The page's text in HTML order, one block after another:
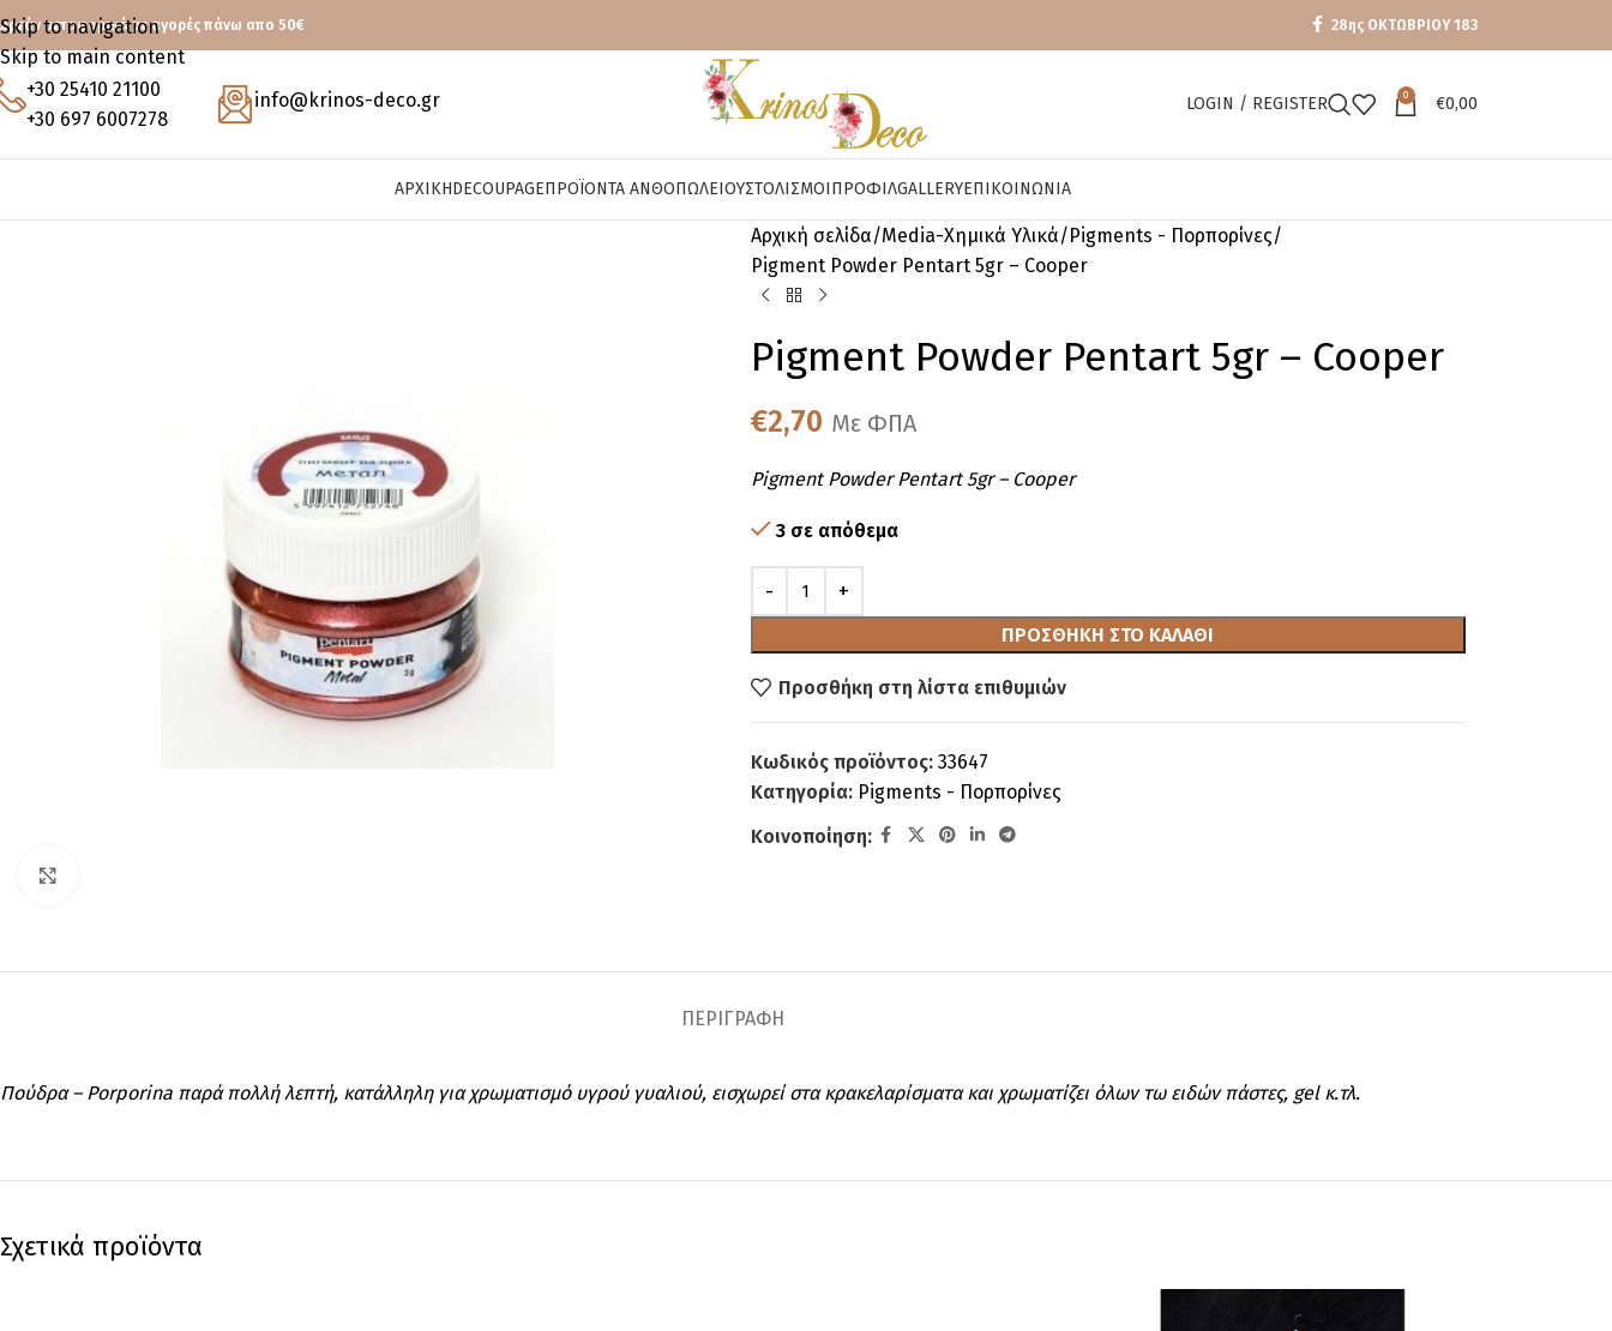
Skip to navigation
Skip to main content
μεταφορικά με αγορές πάνω απο 50€ 28ης ΟΚΤΩΒΡΙΟΥ 183
+30 25410 21100
+30 697 6007278
info@krinos-deco.gr LOGIN / REGISTER 0 €0,00
ΑΡΧΙΚΉDECOUPAGEΠΡΟΪΌΝΤΑ ΑΝΘΟΠΩΛΕΊΟΥΣΤΟΛΙΣΜΟΊΠΡΟΦΊΛGALLERYΕΠΙΚΟΙΝΩΝΊΑ
Αρχική σελίδα Media-Χημικά Υλικά Pigments - Πορπορίνες
Pigment Powder Pentart 5gr – Cooper
Pigment Powder Pentart 5gr – Cooper
€2,70 Με ΦΠΑ
Pigment Powder Pentart 5gr – Cooper
3 σε απόθεμα
ΠΡΟΣΘΉΚΗ ΣΤΟ ΚΑΛΆΘΙ
Προσθήκη στη λίστα επιθυμιών
Κωδικός προϊόντος: 33647
Κατηγορία: Pigments - Πορπορίνες
Κοινοποίηση:
ΠΕΡΙΓΡΑΦΉ
Πούδρα – Porporina παρά πολλή λεπτή, κατάλληλη για χρωματισμό υγρού γυαλιού, εισχωρεί στα κρακελαρίσματα και χρωματίζει όλων τω ειδών πάστες, gel κ.τλ.
Σχετικά προϊόντα